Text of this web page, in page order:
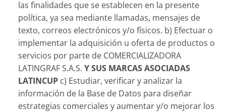
las finalidades que se establecen en la presente
política, ya sea mediante llamadas, mensajes de
texto, correos electrónicos y/o físicos. b) Efectuar o
implementar la adquisición u oferta de productos o
servicios por parte de COMERCIALIZADORA
LATINGRAF S.A.S. Y SUS MARCAS ASOCIADAS
LATINCUPc) Estudiar, verificar y analizar la
información de la Base de Datos para diseñar
estrategias comerciales y aumentar y/o mejorar los